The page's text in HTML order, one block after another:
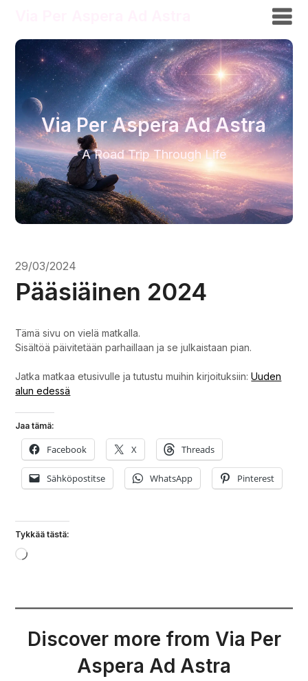
Via Per Aspera Ad Astra
A Road Trip Through Life
29/03/2024
Pääsiäinen 2024
Tämä sivu on vielä matkalla.
Sisältöä päivitetään parhaillaan ja se julkaistaan pian.
Jatka matkaa etusivulle ja tutustu muihin kirjoituksiin:Uuden
alun edessä
Jaa tämä:
Facebook X Threads
Sähköpostitse WhatsApp Pinterest
Tykkää tästä:
Loading…
Discover more from Via Per
Aspera Ad Astra